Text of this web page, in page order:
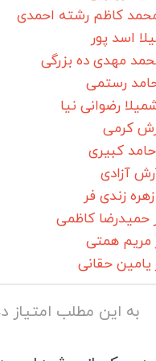
به این مطلب امتیاز